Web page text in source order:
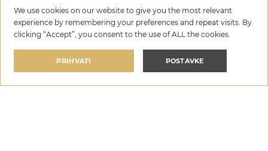
mogućnost upuštanja u bungee avanturu na malo
drugačiji način ali uz zajamčeno jednako adrenalinsko
iskustvo. Radi se o dizalici nešto manjoj od 40 metara s
bungee skokovi. Dizalica je otvorena danju i noću što
svakako čini sam doživljaj još većim.
We use cookies on our website to give you the most relevant
experience by remembering your preferences and repeat visits. By
clicking “Accept”, you consent to the use of ALL the cookies.
PRIHVATI POSTAVKE